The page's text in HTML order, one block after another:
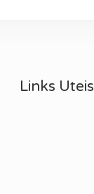
Links Uteis